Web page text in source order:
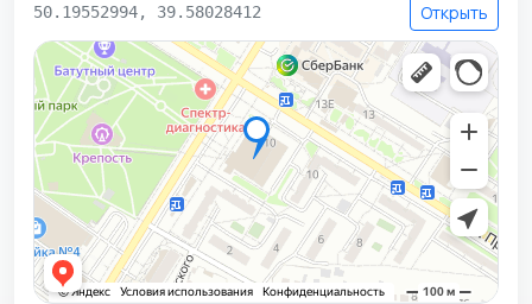
50.19552994, 39.58028412 Открыть